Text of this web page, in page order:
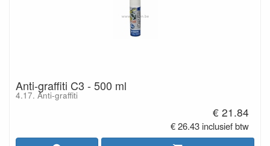
Anti-graffiti C3 - 500 ml
4.17. Anti-graffiti
€ 21.84
€ 26.43 inclusief btw